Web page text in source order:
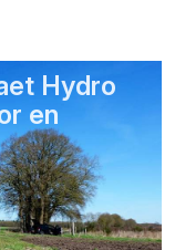
Hydro
en